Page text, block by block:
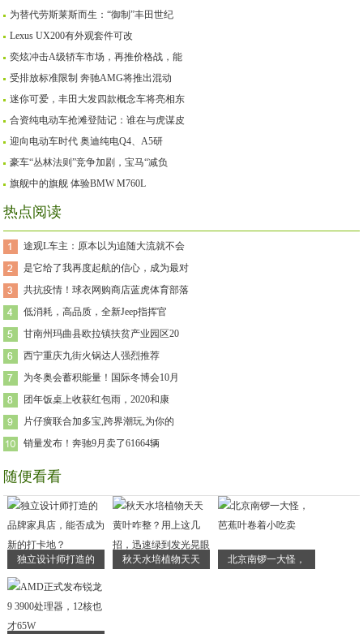
为替代劳斯莱斯而生：“御制”丰田世纪
Lexus UX200有外观套件可改
奕炫冲击A级轿车市场，再推价格战，能
受排放标准限制 奔驰AMG将推出混动
迷你可爱，丰田大发四款概念车将亮相东
合资纯电动车抢滩登陆记：谁在与虎谋皮
迎向电动车时代 奥迪纯电Q4、A5研
豪车“丛林法则”竞争加剧，宝马“减负
旗舰中的旗舰 体验BMW M760L
热点阅读
途观L车主：原本以为追随大流就不会
是它给了我再度起航的信心，成为最对
共抗疫情！球衣网购商店蓝虎体育部落
低消耗，高品质，全新Jeep指挥官
甘南州玛曲县欧拉镇扶贫产业园区20
西宁重庆九街火锅达人强烈推荐
为冬奥会蓄积能量！国际冬博会10月
团年饭桌上收获红包雨，2020和康
片仔癀联合加多宝,跨界潮玩,为你的
销量发布！奔驰9月卖了61664辆
随便看看
独立设计师打造的 秋天水培植物天天 北京南锣一大怪，